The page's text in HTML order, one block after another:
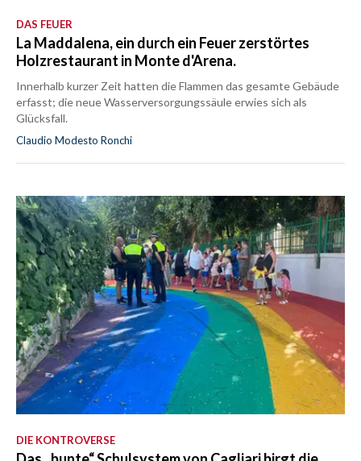
DAS FEUER
La Maddalena, ein durch ein Feuer zerstörtes
Holzrestaurant in Monte d'Arena.
Innerhalb kurzer Zeit hatten die Flammen das gesamte Gebäude
erfasst; die neue Wasserversorgungssäule erwies sich als
Glücksfall.
Claudio Modesto Ronchi
DIE KONTROVERSE